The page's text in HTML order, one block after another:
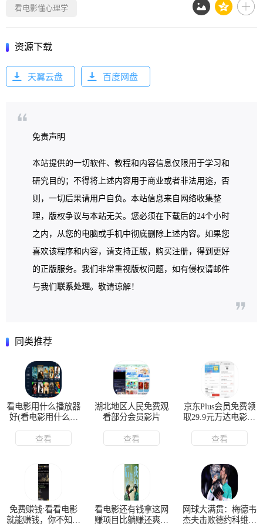
看电影懂心理学
资源下载
天翼云盘 百度网盘
免责声明
本站提供的一切软件、教程和内容信息仅限用于学习和
研究目的；不得将上述内容用于商业或者非法用途，否
则，一切后果请用户自负。本站信息来自网络收集整
理，版权争议与本站无关。您必须在下载后的24个小时
之内，从您的电脑或手机中彻底删除上述内容。如果您
喜欢该程序和内容，请支持正版，购买注册，得到更好
的正版服务。我们非常重视版权问题，如有侵权请邮件
与我们 联系处理。敬请谅解！
同类推荐
看电影用什么播放器
好(看电影用什么播
查看
湖北地区人民免费观
看部分会员影片
查看
京东Plus会员免费领
取29.9元万达电影通
查看
免费赚钱:看看电影
就能赚钱，你不知道
看电影还有钱拿这网
赚项目比躺赚还爽马
网球大满贯：梅德韦
杰夫击败德约科维奇